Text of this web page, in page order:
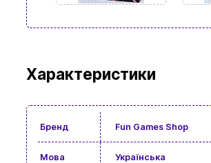
Характеристики
Бренд Fun Games Shop
Мова Українська